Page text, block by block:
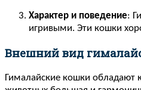
Характер и поведение:
игривыми. Эти кошки
Внешний вид
Гималайские кошки обладают